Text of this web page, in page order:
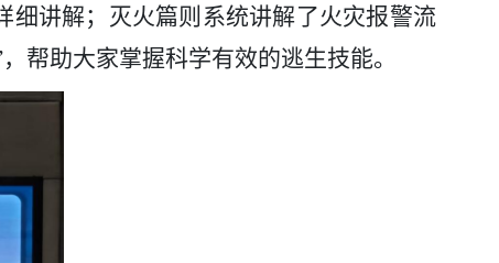
细讲解；灭火篇则系统讲解了火灾报警流
帮助大家掌握科学有效的逃生技能。